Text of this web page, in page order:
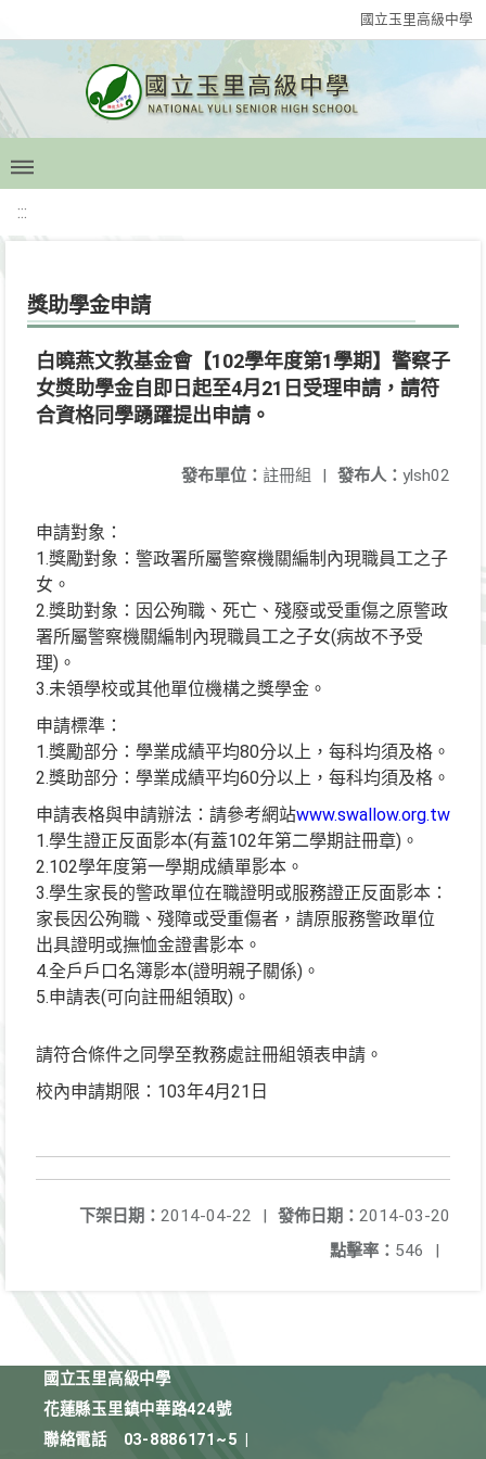
國立玉里高級中學
:::
獎助學金申請
白曉燕文教基金會【102學年度第1學期】警察子
女獎助學金自即日起至4月21日受理申請，請符
合資格同學踴躍提出申請。
發布人： ylsh02
發布單位： 註冊組 |
申請對象：
1.獎勵對象：警政署所屬警察機關編制內現職員工之子
女。
2.獎助對象：因公殉職、死亡、殘廢或受重傷之原警政
署所屬警察機關編制內現職員工之子女(病故不予受
理)。
3.未領學校或其他單位機構之獎學金。
申請標準：
1.獎勵部分：學業成績平均80分以上，每科均須及格。
2.獎助部分：學業成績平均60分以上，每科均須及格。
申請表格與申請辦法：請參考網站www.swallow.org.tw
1.學生證正反面影本(有蓋102年第二學期註冊章)。
2.102學年度第一學期成績單影本。
3.學生家長的警政單位在職證明或服務證正反面影本：
家長因公殉職、殘障或受重傷者，請原服務警政單位
出具證明或撫恤金證書影本。
4.全戶戶口名簿影本(證明親子關係)。
5.申請表(可向註冊組領取)。
請符合條件之同學至教務處註冊組領表申請。
校內申請期限：103年4月21日
發佈日期： 2014-03-20
下架日期： 2014-04-22
|
點擊率： 546 |
國立玉里高級中學
花蓮縣玉里鎮中華路424號
聯絡電話
03-8886171~5